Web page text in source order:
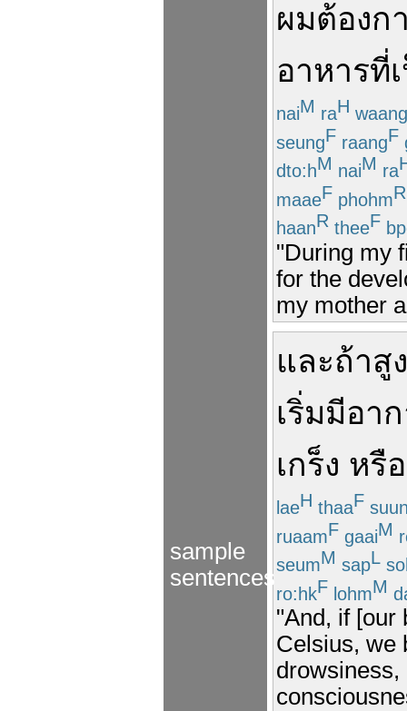
sample
sentences
ผมต้องก
อาหารที่
naiM raH waang
seungF raangF
dto:hM naiM ra
maaeF phohmR
haanR theeF
"During my
for the
my mother
และถ้าสูง
เริ่มมีอา
เกร็ง หรือ
laeH thaaF
ruaamF gaaiM
seumM sapL
ro:hkF lohmM
"And, if [our
Celsius, we
drowsiness,